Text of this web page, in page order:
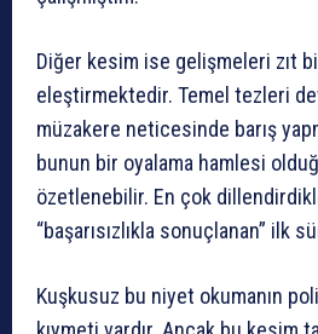
Diğer kesim ise gelişmeleri zıt
eleştirmektedir. Temel tezleri
müzakere neticesinde barış
bunun bir oyalama hamlesi
özetlenebilir. En çok
“başarısızlıkla sonuçlanan” ilk
Kuşkusuz bu niyet okumanın